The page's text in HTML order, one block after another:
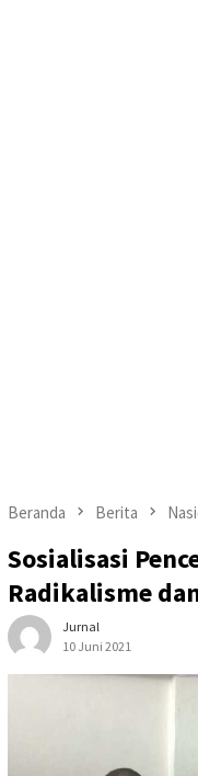
Beranda Berita
Sosialisasi
Radikalisme
Jurnal
10 Juni 2021